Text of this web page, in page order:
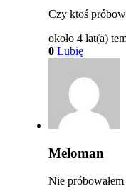
Czy ktoś
około 4 lat(a)
0 Lubię
Meloman
Nie